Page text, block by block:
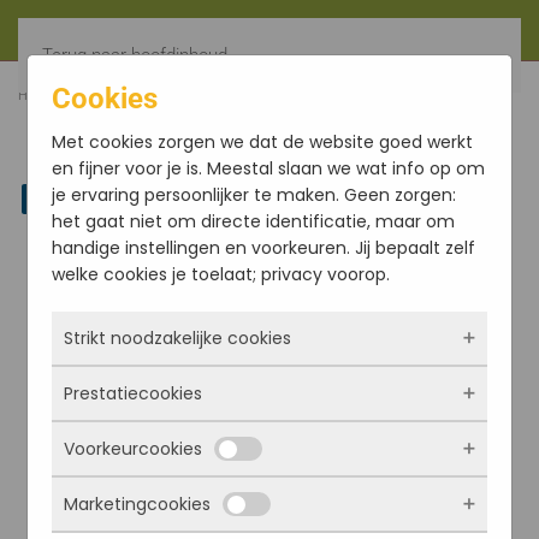
Terug naar hoofdinhoud
HOME FILTER
Linkedin
Cookies
Met cookies zorgen we dat de website goed werkt
en fijner voor je is. Meestal slaan we wat info op om
je ervaring persoonlijker te maken. Geen zorgen:
het gaat niet om directe identificatie, maar om
handige instellingen en voorkeuren. Jij bepaalt zelf
welke cookies je toelaat; privacy voorop.
Strikt noodzakelijke cookies
Deze cookies zorgen ervoor dat de website
überhaupt werkt. Ze zijn dus altijd actief en
kunnen niet worden uitgezet. Meestal worden
ze alleen geplaatst als jij iets doet, zoals
inloggen, een formulier invullen of je
Prestatiecookies
Met deze cookies zien we hoe vaak onze site
bezocht wordt, waar bezoekers vandaan
komen en welke pagina’s populair zijn. Zo
Voorkeurcookies
Deze cookies onthouden jouw voorkeuren.
Marketingcookies